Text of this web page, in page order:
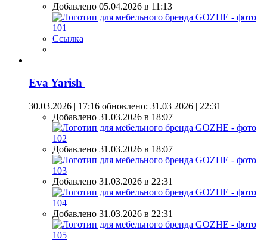
Добавлено 05.04.2026 в 11:13
Ссылка
Eva Yarish
30.03.2026 | 17:16 обновлено: 31.03 2026 | 22:31
Добавлено 31.03.2026 в 18:07
Добавлено 31.03.2026 в 18:07
Добавлено 31.03.2026 в 22:31
Добавлено 31.03.2026 в 22:31